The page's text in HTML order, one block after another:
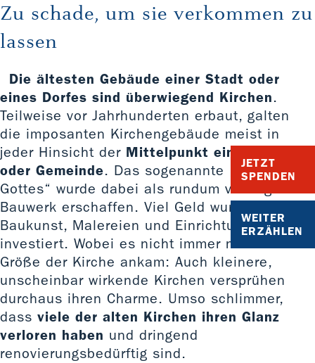
JETZT
SPENDEN
WEITER
ERZÄHLEN
Zu schade, um sie verkommen zu
lassen
Die ältesten Gebäude einer Stadt oder
eines Dorfes sind überwiegend Kirchen.
Teilweise vor Jahrhunderten erbaut, galten
die imposanten Kirchengebäude meist in
jeder Hinsicht der Mittelpunkt eines Dorfes
oder Gemeinde. Das sogenannte „Haus
Gottes“ wurde dabei als rundum vorzeigbares
Bauwerk erschaffen. Viel Geld wurde in die
Baukunst, Malereien und Einrichtungen
investiert. Wobei es nicht immer nur auf die
Größe der Kirche ankam: Auch kleinere,
unscheinbar wirkende Kirchen versprühen
durchaus ihren Charme. Umso schlimmer,
dass viele der alten Kirchen ihren Glanz
verloren haben und dringend
renovierungsbedürftig sind.